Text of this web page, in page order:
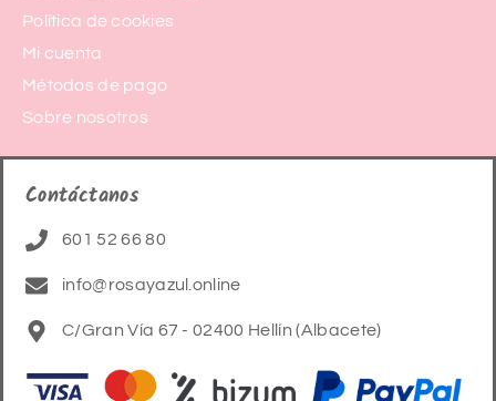
Política de cookies
Mi cuenta
Métodos de pago
Sobre nosotros
Contáctanos
601 52 66 80
info@rosayazul.online
C/Gran Vía 67 - 02400 Hellín (Albacete)